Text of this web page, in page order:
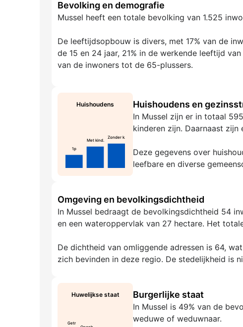
Bevolking en demografie
Mussel heeft een totale bevolking van 1.525
De leeftijdsopbouw is divers, met 17% van de
de 15 en 24 jaar, 21% in de werkende leeftijd
van de inwoners tot de 65-plussers.
Huishoudens
1p
Met kind.
Zonder k.
Huishoudens en
In Mussel zijn er in totaal
kinderen zijn. Daarnaast zijn
Deze gegevens over
leefbare en diverse
Omgeving en bevolkingsdichtheid
In Mussel bedraagt de bevolkingsdichtheid 54
en een wateroppervlak van 27 hectare. Het
De dichtheid van omliggende adressen is 64,
zich bevinden in deze regio. De stedelijkheid is
Huwelijkse staat
Getr
Burgerlijke staat
In Mussel is 49% van de
weduwe of weduwnaar.